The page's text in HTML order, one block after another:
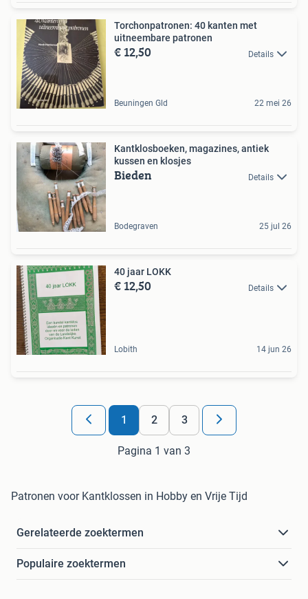
Torchonpatronen: 40 kanten met
uitneembare patronen
€ 12,50 Details
Beuningen Gld 22 mei 26
Kantklosboeken, magazines, antiek
kussen en klosjes
Bieden Details
Bodegraven 25 jul 26
40 jaar LOKK
€ 12,50 Details
Lobith 14 jun 26
1 2 3
Pagina 1 van 3
Patronen voor Kantklossen in Hobby en Vrije Tijd
Gerelateerde zoektermen
Populaire zoektermen